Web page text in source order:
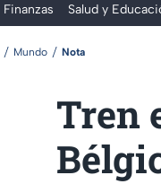
Finanzas Salud y
Mundo Nota
Tren